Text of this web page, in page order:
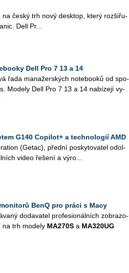
na český trh nový desktop, který roz­ši­řu­
Dell Pr...
Dell Pro 7 13 a 14
řada ma­na­žer­ských no­te­boo­ků od spo­
Mo­de­ly Dell Pro 7 13 a 14 na­bí­ze­jí vy­
G140 Copilot+ a technologií AMD
(Getac), před­ní po­sky­to­va­tel odol­
video ře­še­ní a vý­ro...
BenQ pro práci s Macy
do­da­va­tel pro­fe­si­o­nál­ních zob­ra­zo­
na trh mo­de­ly MA­270S a MA­320UG